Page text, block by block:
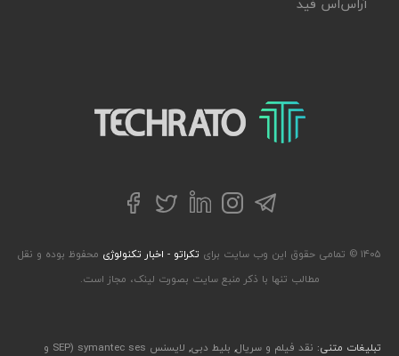
تکراتو – زندگی با تکنولوژی
تلگراماینستاگرام
لینکداینتوییترفیسبوک
۱۴۰۵ © تمامی حقوق این وب سایت برای تکراتو - اخبار تکنولوژی محفوظ بوده و نقل
مطالب تنها با ذکر منبع سایت بصورت لینک، مجاز است.
تبلیغات متنی: نقد فیلم و سریال, بلیط دبی, لایسنس symantec ses (SEP و